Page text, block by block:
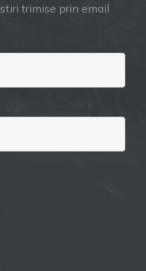
trimise prin email